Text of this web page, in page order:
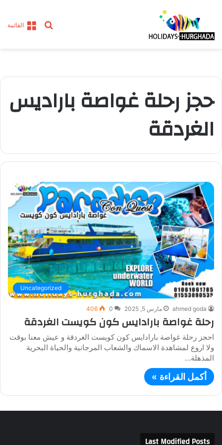
القائمة
بحث
حجز رحلة غواصة باراديس
الغردقة
Uncategorized
ahmed goda مارس 5, 2025 0
406
رحلة غواصة بارادايس كون كويست الغردقة
احجز رحلة غواصة بارادايس كون كويست الغردقة و عيش معنا بوقت
ولا اروع لمشاهدة الاسماك والشعاب المرجانية والحياة البحرية
المذهلة…
أكمل القراءة »
Last Modified Posts